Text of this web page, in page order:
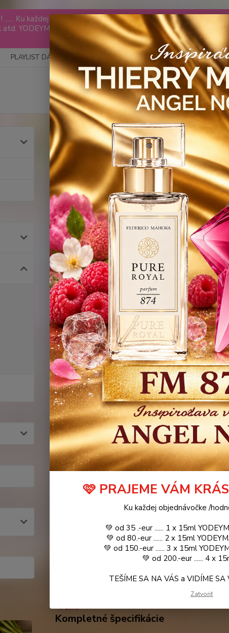
...... Ku každej objednávočke ❤️ od .. 35 .-eur CENA
YODEYMA tester ZDARMA .. (TIE VŠAK TERBA VPÍSAŤ V
VÁS a VIDÍME SA V MAILOCH a v Košiciach
PLAYLIST DÁMY PLAYLIST PÁNI KATALÓG Blog
Úvod YODEYMA - PÁNSKE PARFEMY 100ml
SUCCESS Pour
Homme .. 100ml
Podobné produkty
SUCCESS Pour HOMME / Inšpirovaná
CHRISTIAN DIOR - Dior Homme .. 2ml
Kompletné špecifikácie
🩷 PRAJEME VÁM
Ku každej objednávočke /
💚 od 35 .-eur ...... 1 x 15ml
💚 od 80.-eur ...... 2 x 15ml
💚 od 150.-eur ...... 3 x 15ml
💚 od 200.-eur ...... 4 x
TEŠÍME SA NA VÁS a VIDÍME SA
Zatvoriť